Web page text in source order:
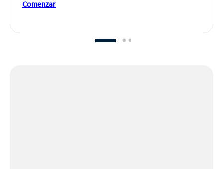
Comenzar